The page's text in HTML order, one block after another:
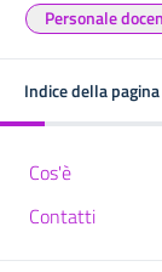
Personale
Indice della pagina
Cos'è
Contatti